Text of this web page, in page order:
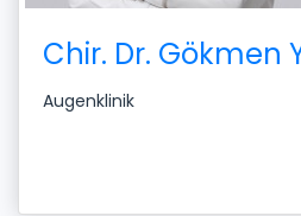
Chir. Dr. Gökmen
Augenklinik